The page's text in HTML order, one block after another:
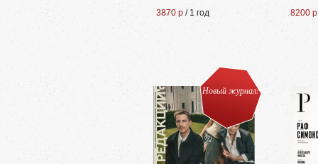
3870 р / 1 год 8200 р
Новый журнал!